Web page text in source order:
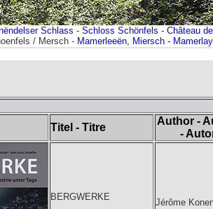
Schlass - Schloss Schönfels - Château
/ Mersch - Mamerleeën, Miersch -
Titel - Titre
Author -
-
BERGWERKE
Jérôme